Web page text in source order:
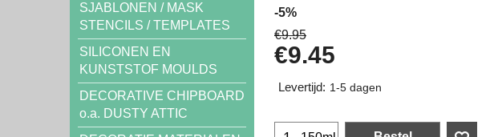
SJABLONEN / MASK
STENCILS / TEMPLATES
SILICONEN EN
KUNSTSTOF MOULDS
DECORATIVE CHIPBOARD
o.a. DUSTY ATTIC
-5%
€9.95
€9.45
Levertijd: 1-5 dagen